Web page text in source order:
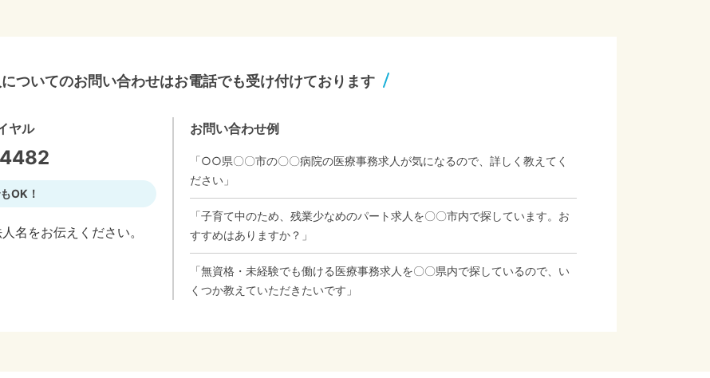
ついてのお問い合わせはお電話でも受け付けております
ヤル
OK！
名をお伝えください。
お問い合わせ例
「○○県〇〇市の〇〇病院の医療事務求人が気になるので、詳しく教えてく
ださい」
「子育て中のため、残業少なめのパート求人を〇〇市内で探しています。お
すすめはありますか？」
「無資格・未経験でも働ける医療事務求人を〇〇県内で探しているので、い
くつか教えていただきたいです」